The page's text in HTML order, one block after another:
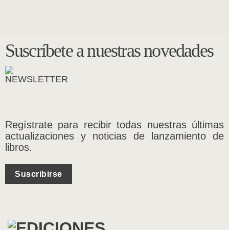
Suscríbete a nuestras novedades
Regístrate para recibir todas nuestras últimas
actualizaciones y noticias de lanzamiento de
libros.
Suscribirse